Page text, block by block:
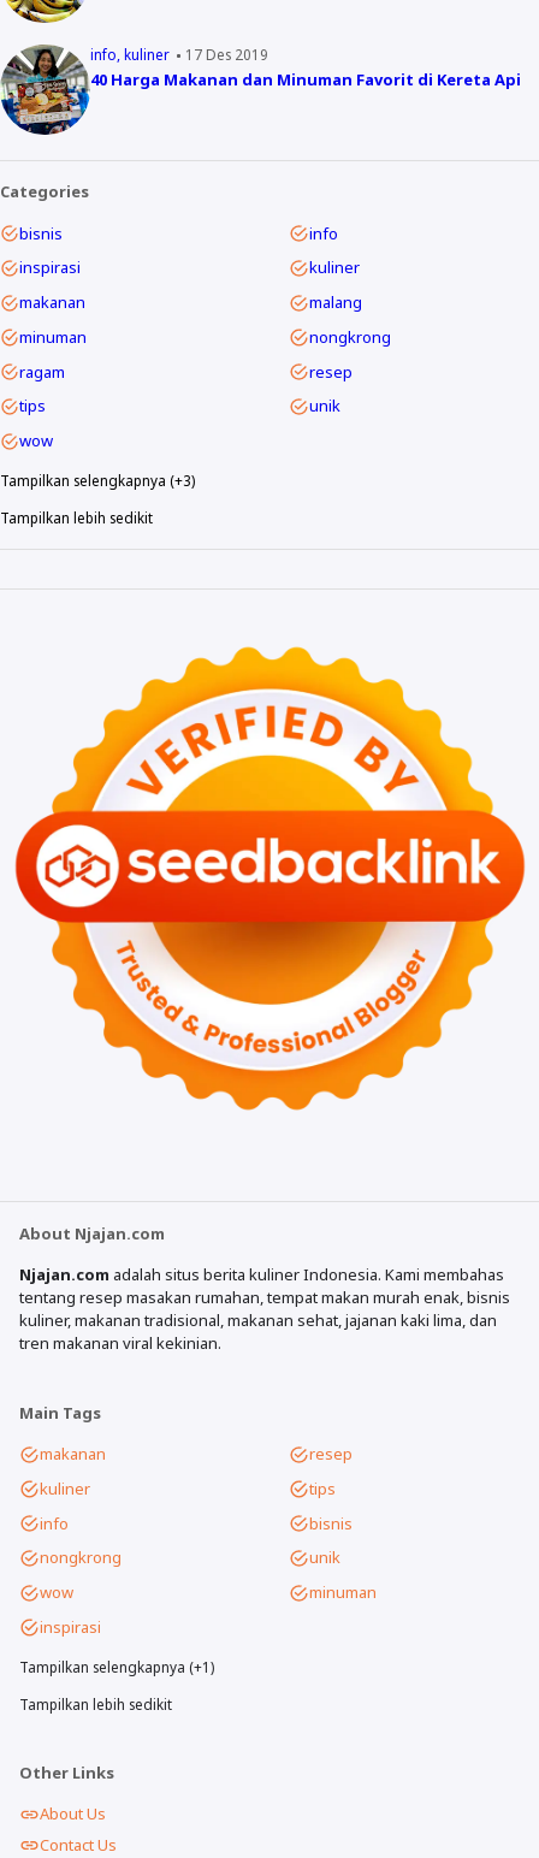
info kuliner 17 Des 2019
40 Harga Makanan dan Minuman Favorit di Kereta Api
Categories
bisnis
info
inspirasi
kuliner
makanan
malang
minuman
nongkrong
ragam
resep
tips
unik
wow
Tampilkan selengkapnya (+3)
Tampilkan lebih sedikit
About Njajan.com
Njajan.com adalah situs berita kuliner Indonesia. Kami membahas
tentang resep masakan rumahan, tempat makan murah enak, bisnis
kuliner, makanan tradisional, makanan sehat, jajanan kaki lima, dan
tren makanan viral kekinian.
Main Tags
makanan
resep
kuliner
tips
info
bisnis
nongkrong
unik
wow
minuman
inspirasi
Tampilkan selengkapnya (+1)
Tampilkan lebih sedikit
Other Links
About Us
Contact Us